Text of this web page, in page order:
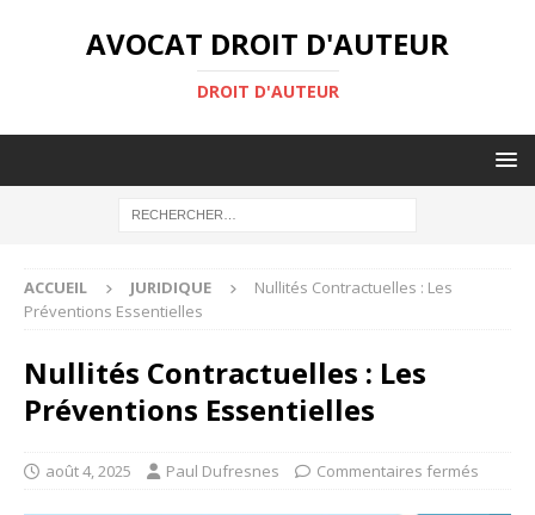
AVOCAT DROIT D'AUTEUR
DROIT D'AUTEUR
ACCUEIL JURIDIQUE
Nullités Contractuelles : Les
Préventions Essentielles
Nullités Contractuelles : Les
Préventions Essentielles
août 4, 2025 Paul Dufresnes Commentaires fermés